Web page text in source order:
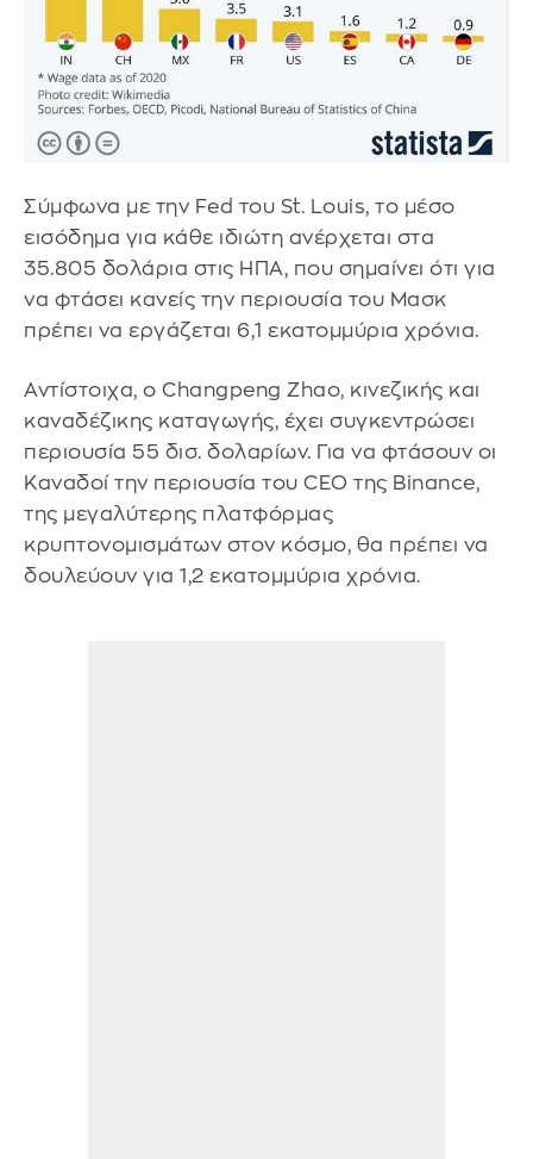
Σύμφωνα με την Fed του St. Louis, το μέσο
εισόδημα για κάθε ιδιώτη ανέρχεται στα
35.805 δολάρια στις ΗΠΑ, που σημαίνει ότι για
να φτάσει κανείς την περιουσία του Μασκ
πρέπει να εργάζεται 6,1 εκατομμύρια χρόνια.
Αντίστοιχα, ο Changpeng Zhao, κινεζικής και
καναδέζικης καταγωγής, έχει συγκεντρώσει
περιουσία 55 δισ. δολαρίων. Για να φτάσουν οι
Καναδοί την περιουσία του CEO της Binance,
της μεγαλύτερης πλατφόρμας
κρυπτονομισμάτων στον κόσμο, θα πρέπει να
δουλεύουν για 1,2 εκατομμύρια χρόνια.